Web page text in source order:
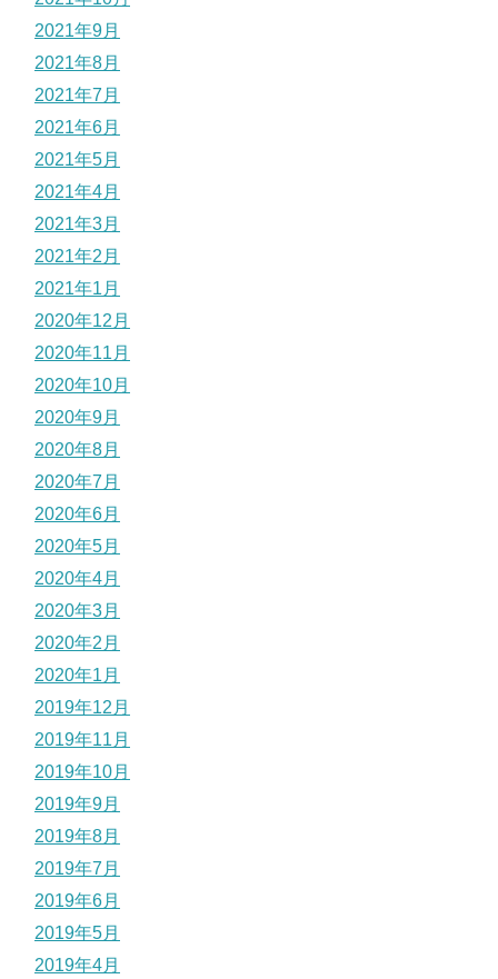
2021年9月
2021年8月
2021年7月
2021年6月
2021年5月
2021年4月
2021年3月
2021年2月
2021年1月
2020年12月
2020年11月
2020年10月
2020年9月
2020年8月
2020年7月
2020年6月
2020年5月
2020年4月
2020年3月
2020年2月
2020年1月
2019年12月
2019年11月
2019年10月
2019年9月
2019年8月
2019年7月
2019年6月
2019年5月
2019年4月